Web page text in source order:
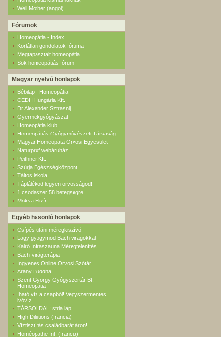
Well Mother (angol)
Fórumok
Homeopátia - Index
Korlátlan gondolatok fóruma
Megtapasztalt homeopátia
Sok homeopátiás fórum
Magyar nyelvû honlapok
Bébilap - Homeopátia
CEDH Hungária Kft.
Dr.Alexander Sztrasnij
Gyermekgyógyászat
Homeopátia klub
Homeopátiás Gyógymûvészeti Társaság
Magyar Homeopata Orvosi Egyesület
Naturprof webáruház
Peithner Kft.
Szúrja Egészségközpont
Táltos iskola
Táplálékod legyen orvosságod!
1 csodaszer 58 betegségre
Moksa Elixír
Egyéb hasonló honlapok
Csípés utáni méregkiszívó
Lágy gyógymód Bach virágokkal
Kairó Infraszauna Méregtelenítés
Bach-virágterápia
Ingyenes Online Orvosi Szótár
Arany Buddha
Szent György Gyógyszertár Bt. -
Homeopátia
Iható víz a csapból! Vegyszermentes
ivóvíz
TÁRSOLDAL: stria.lap
High Dilutions (francia)
Víztisztítás családbarát áron!
Homéopathe Int. (francia)